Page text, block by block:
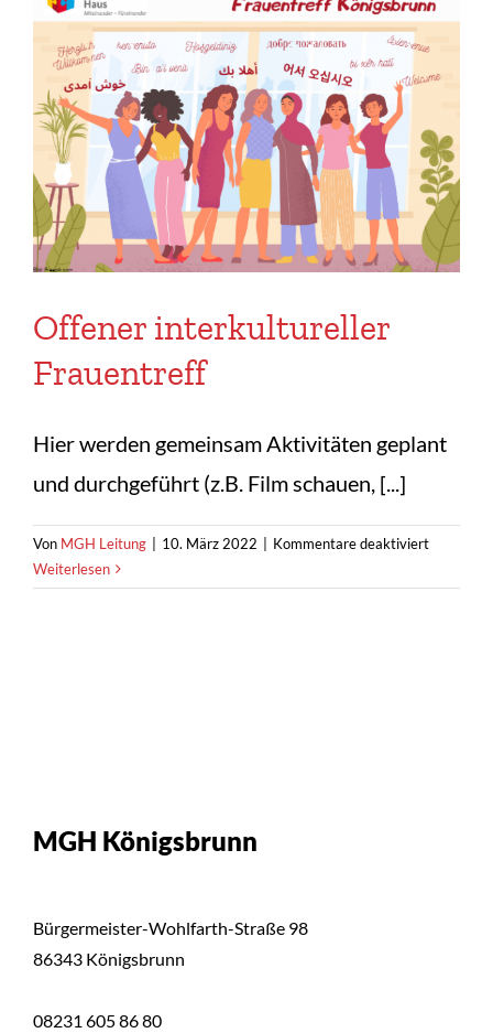
Offener interkultureller
Frauentreff
Hier werden gemeinsam Aktivitäten geplant
und durchgeführt (z.B. Film schauen, [...]
Von MGH Leitung 10. März 2022 Kommentare deaktiviertfür
Weiterlesen
MGH Königsbrunn
Bürgermeister-Wohlfarth-Straße 98
86343 Königsbrunn
08231 605 86 80